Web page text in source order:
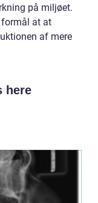
på miljøet.
formål at at
af mere
here